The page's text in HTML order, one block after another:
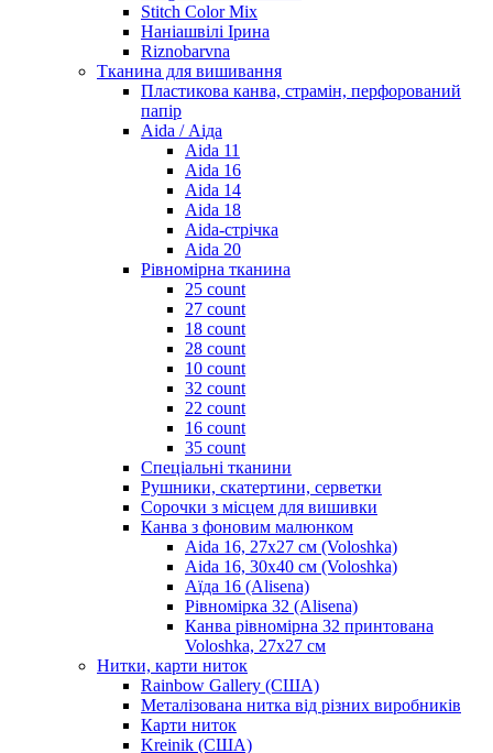
Stitch Color Mix
Наніашвілі Ірина
Riznobarvna
Тканина для вишивання
Пластикова канва, страмін, перфорований
папір
Aida / Аіда
Aida 11
Aida 16
Aida 14
Aida 18
Aida-стрічка
Aida 20
Рівномірна тканина
25 count
27 count
18 count
28 count
10 count
32 count
22 count
16 count
35 count
Спеціальні тканини
Рушники, скатертини, серветки
Сорочки з місцем для вишивки
Канва з фоновим малюнком
Aida 16, 27х27 см (Voloshka)
Aida 16, 30х40 см (Voloshka)
Аїда 16 (Alisena)
Рівномірка 32 (Alisena)
Канва рівномірна 32 принтована
Voloshka, 27х27 см
Нитки, карти ниток
Rainbow Gallery (США)
Металізована нитка від різних виробників
Карти ниток
Kreinik (США)